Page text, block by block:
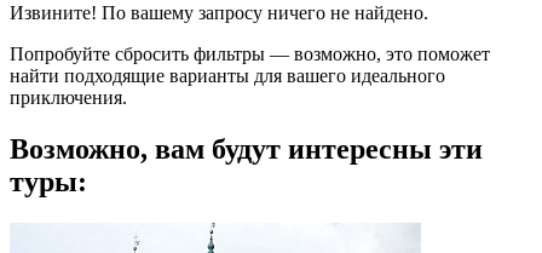
Извините! По вашему запросу ничего не найдено.
Попробуйте сбросить фильтры — возможно, это поможет
найти подходящие варианты для вашего идеального
приключения.
Возможно, вам будут интересны эти
туры: